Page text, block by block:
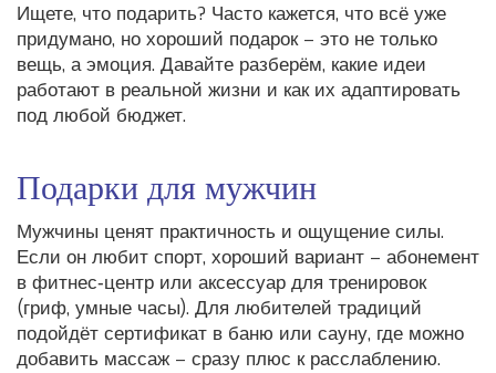
Ищете, что подарить? Часто кажется, что всё уже
придумано, но хороший подарок – это не только
вещь, а эмоция. Давайте разберём, какие идеи
работают в реальной жизни и как их адаптировать
под любой бюджет.
Подарки для мужчин
Мужчины ценят практичность и ощущение силы.
Если он любит спорт, хороший вариант – абонемент
в фитнес‑центр или аксессуар для тренировок
(гриф, умные часы). Для любителей традиций
подойдёт сертификат в баню или сауну, где можно
добавить массаж – сразу плюс к расслаблению.